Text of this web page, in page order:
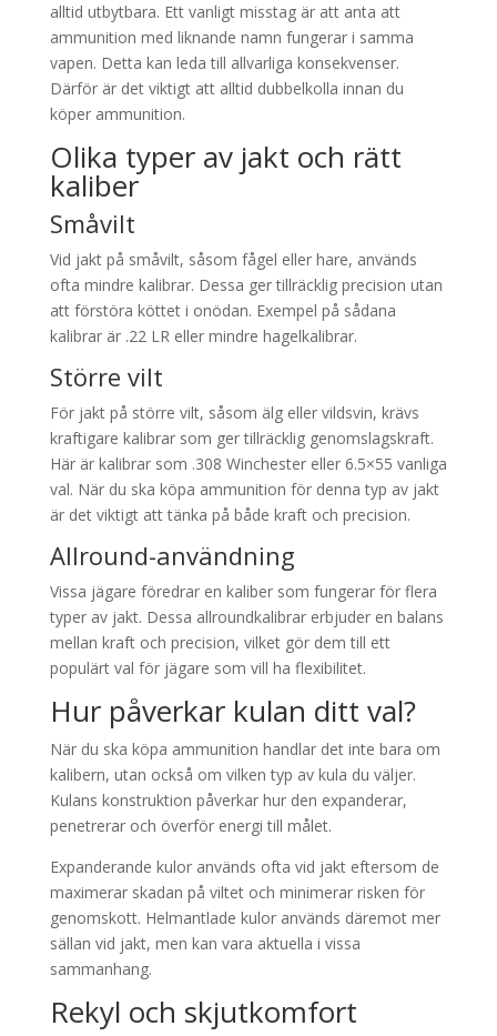
alltid utbytbara. Ett vanligt misstag är att anta att
ammunition med liknande namn fungerar i samma
vapen. Detta kan leda till allvarliga konsekvenser.
Därför är det viktigt att alltid dubbelkolla innan du
köper ammunition.
Olika typer av jakt och rätt
kaliber
Småvilt
Vid jakt på småvilt, såsom fågel eller hare, används
ofta mindre kalibrar. Dessa ger tillräcklig precision utan
att förstöra köttet i onödan. Exempel på sådana
kalibrar är .22 LR eller mindre hagelkalibrar.
Större vilt
För jakt på större vilt, såsom älg eller vildsvin, krävs
kraftigare kalibrar som ger tillräcklig genomslagskraft.
Här är kalibrar som .308 Winchester eller 6.5×55 vanliga
val. När du ska köpa ammunition för denna typ av jakt
är det viktigt att tänka på både kraft och precision.
Allround-användning
Vissa jägare föredrar en kaliber som fungerar för flera
typer av jakt. Dessa allroundkalibrar erbjuder en balans
mellan kraft och precision, vilket gör dem till ett
populärt val för jägare som vill ha flexibilitet.
Hur påverkar kulan ditt val?
När du ska köpa ammunition handlar det inte bara om
kalibern, utan också om vilken typ av kula du väljer.
Kulans konstruktion påverkar hur den expanderar,
penetrerar och överför energi till målet.
Expanderande kulor används ofta vid jakt eftersom de
maximerar skadan på viltet och minimerar risken för
genomskott. Helmantlade kulor används däremot mer
sällan vid jakt, men kan vara aktuella i vissa
sammanhang.
Rekyl och skjutkomfort